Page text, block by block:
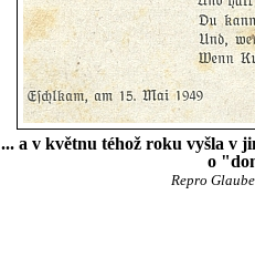
... a v květnu téhož roku vyšla v
o
Repro